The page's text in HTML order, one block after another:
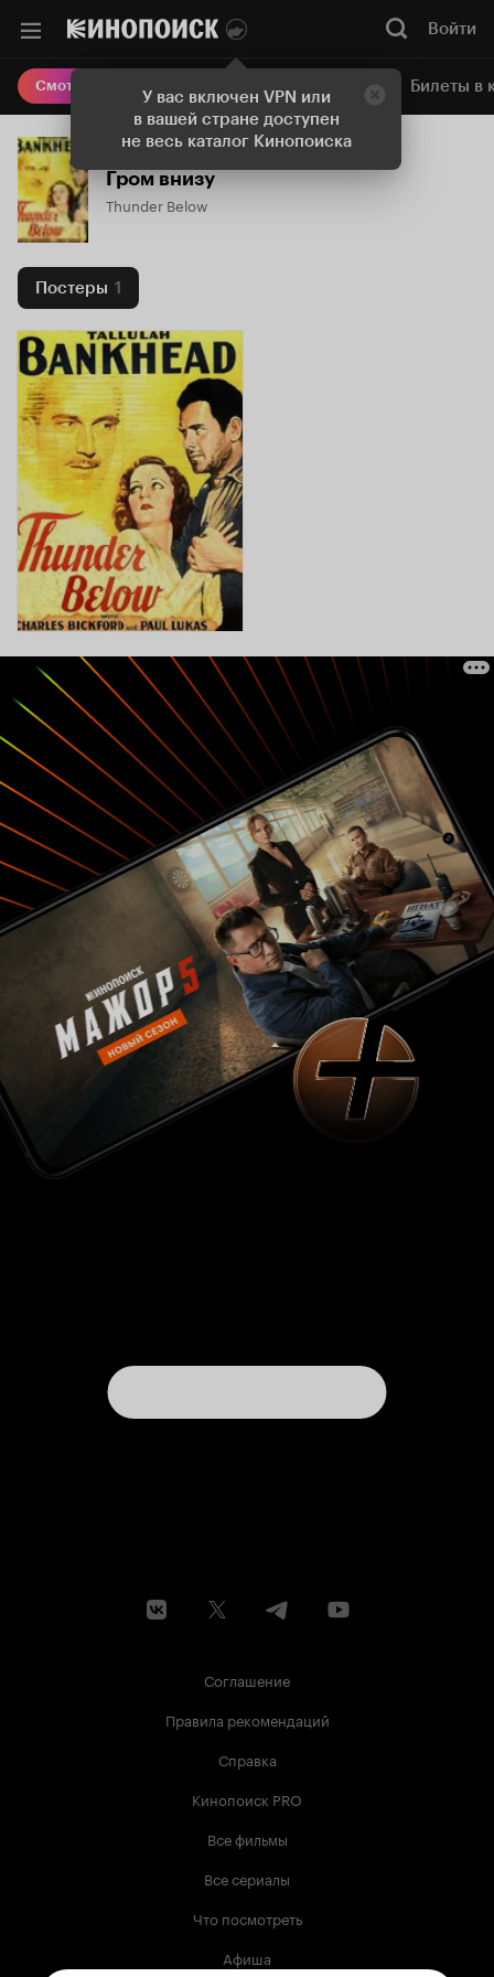
У вас включен VPN или
в вашей стране доступен
не весь каталог Кинопоиска
Войти
Смотреть кино Онлайн-кинотеатр Билеты в
Гром внизу
Thunder Below
Постеры 1
Соглашение
Правила рекомендаций
Справка
Кинопоиск PRO
Все фильмы
Все сериалы
Что посмотреть
Афиша